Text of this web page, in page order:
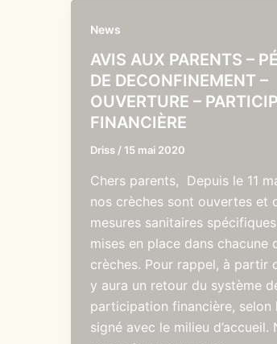
News
AVIS AUX PARENTS –
DE DECONFINEMENT –
OUVERTURE –
FINANCIÈRE
Driss / 15 mai 2020
Chers parents, Depuis le 11
nos crèches sont ouvertes et
mesures sanitaires
mises en place dans chacune
crèches. Pour rappel, à partir
y aura un retour du système
participation financière, selon
signé avec le milieu d’accueil.